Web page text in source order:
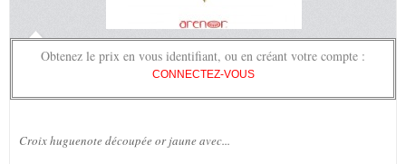
Obtenez le prix en vous identifiant, ou en créant votre compte :
CONNECTEZ-VOUS
Croix huguenote découpée or jaune avec...